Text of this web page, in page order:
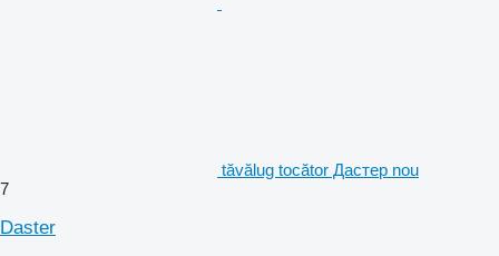
tăvălug tocător Дастер nou
7
Daster